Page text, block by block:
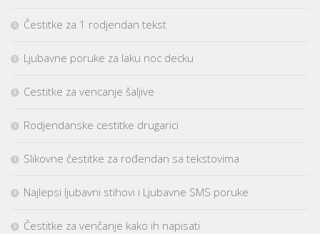
Čestitke za 1 rodjendan tekst
Ljubavne poruke za laku noc decku
Cestitke za vencanje šaljive
Rodjendanske cestitke drugarici
Slikovne čestitke za rođendan sa tekstovima
Najlepsi ljubavni stihovi i Ljubavne SMS poruke
Čestitke za venčanje kako ih napisati